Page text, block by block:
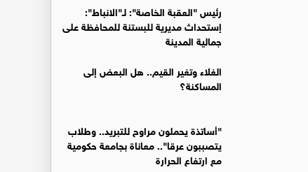
رئيس "العقبة الخاصة": لـ"الانباط":
إستحداث مديرية للبستنة للمحافظة على
جمالية المدينة
الغلاء وتغير القيم.. هل البعض إلى
المساكنة؟
"أساتذة يحملون مراوح للتبريد.. وطلاب
يتصببون عرقا".. معاناة بجامعة حكومية
مع ارتفاع الحرارة